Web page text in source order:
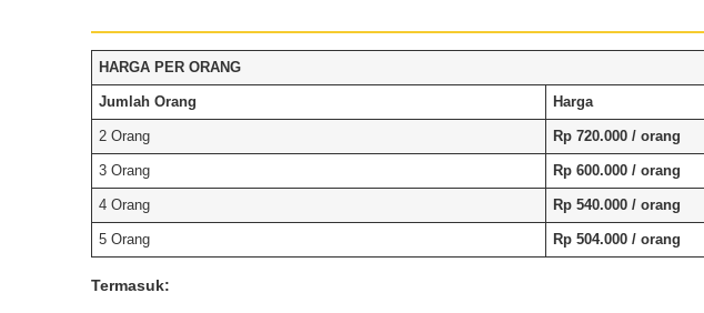
HARGA PER ORANG
Jumlah Orang Harga
2 Orang Rp 720.000/ orang
3 Orang Rp 600.000/ orang
4 Orang Rp 540.000/ orang
5 Orang Rp 504.000/ orang
Termasuk:
Book via WhatsApp
Pilih Mobil*